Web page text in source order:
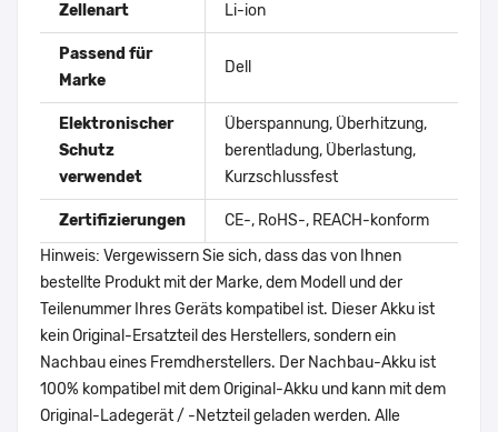
Zellenart Li-ion
Passend für
Marke
Dell
Elektronischer
Schutz
verwendet
Überspannung, Überhitzung,
berentladung, Überlastung,
Kurzschlussfest
Zertifizierungen
CE-, RoHS-, REACH-konform
Hinweis: Vergewissern Sie sich, dass das von Ihnen
bestellte Produkt mit der Marke, dem Modell und der
Teilenummer Ihres Geräts kompatibel ist. Dieser Akku ist
kein Original-Ersatzteil des Herstellers, sondern ein
Nachbau eines Fremdherstellers. Der Nachbau-Akku ist
100% kompatibel mit dem Original-Akku und kann mit dem
Original-Ladegerät / -Netzteil geladen werden. Alle